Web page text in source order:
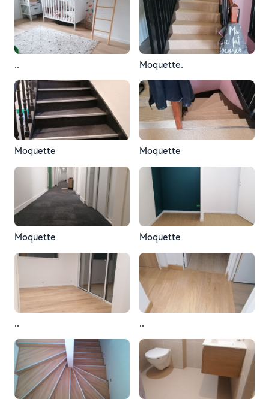
.. Moquette.
Moquette Moquette
Moquette Moquette
.. ..